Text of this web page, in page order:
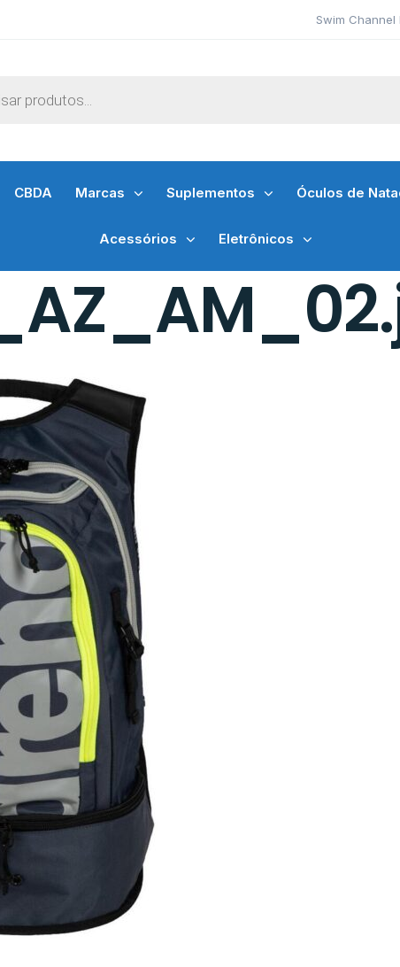
Swim Channel
CBDA Marcas Suplementos Óculos de
Acessórios Eletrônicos